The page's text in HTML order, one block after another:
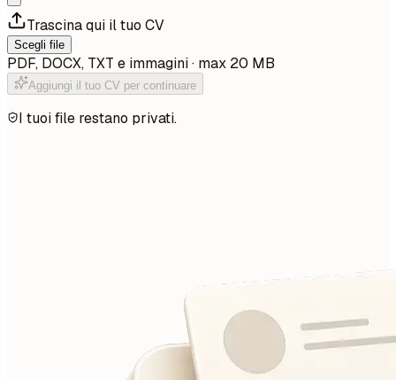
Trascina qui il tuo CV
Scegli file
PDF, DOCX, TXT e immagini · max 20 MB
Aggiungi il tuo CV per continuare
I tuoi file restano privati.